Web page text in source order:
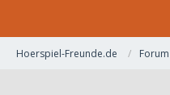
Hoerspiel-Freunde.de Forum